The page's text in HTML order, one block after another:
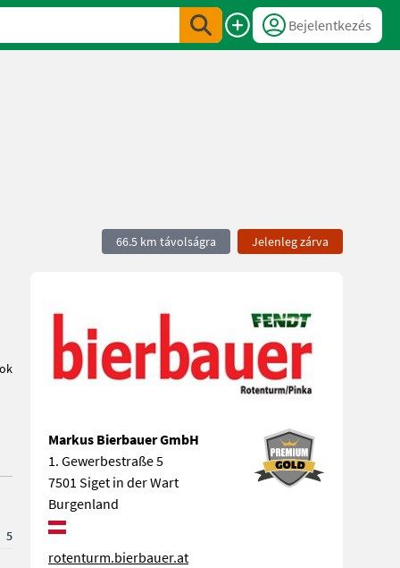
Bejelentkezés
66.5 km távolságra Jelenleg zárva
5
Markus Bierbauer GmbH
1. Gewerbestraße 5
7501 Siget in der Wart
Burgenland
rotenturm.bierbauer.at